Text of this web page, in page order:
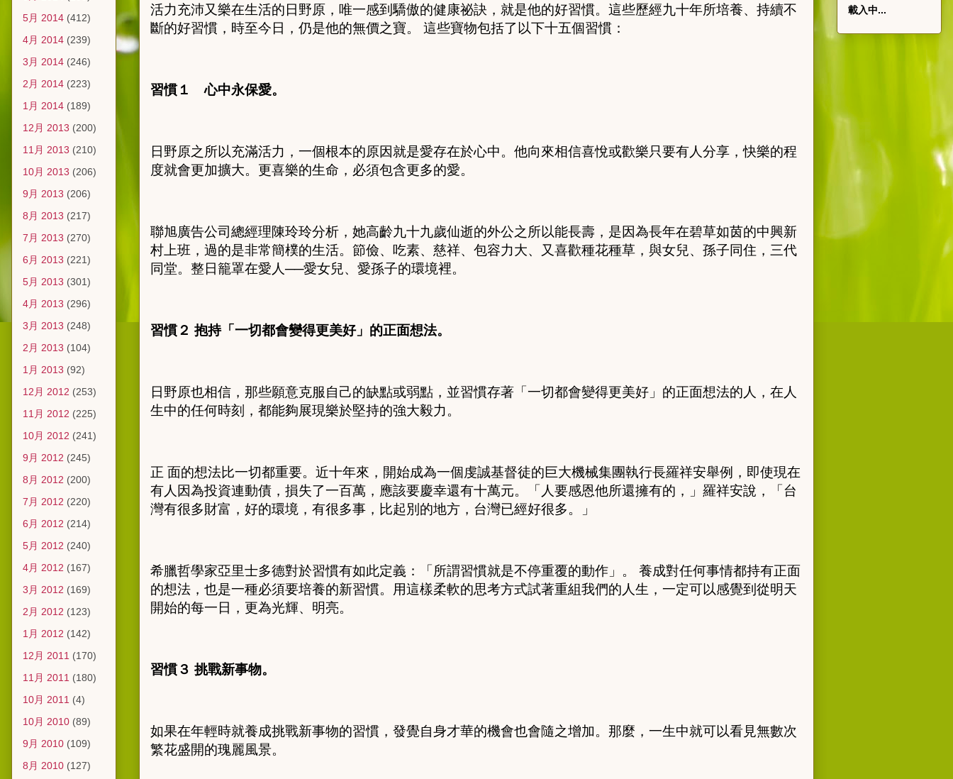
活力充沛又樂在生活的日野原，唯一感到驕傲的健康祕訣，就是他的好習慣。這些歷經九十年所培養、持續不
斷的好習慣，時至今日，仍是他的無價之寶。 這些寶物包括了以下十五個習慣：
習慣１ 心中永保愛。
日野原之所以充滿活力，一個根本的原因就是愛存在於心中。他向來相信喜悅或歡樂只要有人分享，快樂的程
度就會更加擴大。更喜樂的生命，必須包含更多的愛。
聯旭廣告公司總經理陳玲玲分析，她高齡九十九歲仙逝的外公之所以能長壽，是因為長年在碧草如茵的中興新
村上班，過的是非常簡樸的生活。節儉、吃素、慈祥、包容力大、又喜歡種花種草，與女兒、孫子同住，三代
同堂。整日籠罩在愛人──愛女兒、愛孫子的環境裡。
習慣２ 抱持「一切都會變得更美好」的正面想法。
日野原也相信，那些願意克服自己的缺點或弱點，並習慣存著「一切都會變得更美好」的正面想法的人，在人
生中的任何時刻，都能夠展現樂於堅持的強大毅力。
正 面的想法比一切都重要。近十年來，開始成為一個虔誠基督徒的巨大機械集團執行長羅祥安舉例，即使現在
有人因為投資連動債，損失了一百萬，應該要慶幸還有十萬元。「人要感恩他所還擁有的，」羅祥安說，「台
灣有很多財富，好的環境，有很多事，比起別的地方，台灣已經好很多。」
希臘哲學家亞里士多德對於習慣有如此定義：「所謂習慣就是不停重覆的動作」。 養成對任何事情都持有正面
的想法，也是一種必須要培養的新習慣。用這樣柔軟的思考方式試著重組我們的人生，一定可以感覺到從明天
開始的每一日，更為光輝、明亮。
習慣３ 挑戰新事物。
如果在年輕時就養成挑戰新事物的習慣，發覺自身才華的機會也會隨之增加。那麼，一生中就可以看見無數次
繁花盛開的瑰麗風景。
5月 2014 (412)
4月 2014 (239)
3月 2014 (246)
2月 2014 (223)
1月 2014 (189)
12月 2013 (200)
11月 2013 (210)
10月 2013 (206)
9月 2013 (206)
8月 2013 (217)
7月 2013 (270)
6月 2013 (221)
5月 2013 (301)
4月 2013 (296)
3月 2013 (248)
2月 2013 (104)
1月 2013 (92)
12月 2012 (253)
11月 2012 (225)
10月 2012 (241)
9月 2012 (245)
8月 2012 (200)
7月 2012 (220)
6月 2012 (214)
5月 2012 (240)
4月 2012 (167)
3月 2012 (169)
2月 2012 (123)
1月 2012 (142)
12月 2011 (170)
11月 2011 (180)
10月 2011 (4)
10月 2010 (89)
9月 2010 (109)
8月 2010 (127)
載入中...